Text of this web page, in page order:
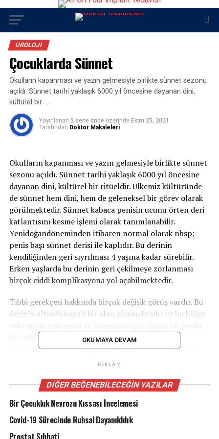
ÜROLOJI
Çocuklarda Sünnet
Okulların kapanması ve yazın gelmesiyle birlikte sünnet sezonu
açıldı. Sünnet tarihi yaklaşık 6000 yıl öncesine dayanan dini,
kültürel bir …
Yayınlanan 5 sene önce üzerinde Ekim 25, 2021
Tarafından Doktor Makaleleri
Okulların kapanması ve yazın gelmesiyle birlikte sünnet
sezonu açıldı. Sünnet tarihi yaklaşık 6000 yıl öncesine
dayanan dini, kültürel bir ritüeldir. Ülkemiz kültüründe
de sünnet hem dini, hem de geleneksel bir görev olarak
görülmektedir. Sünnet kabaca penisin ucunu örten deri
katlantısını kesme işlemi olarak tanımlanabilir.
Yenidoğandöneminden itibaren normal olarak nbsp;
penis başı sünnet derisi ile kaplıdır. Bu derinin
kendiliğinden geri sıyrılması 4 yaşına kadar sürebilir.
Erken yaşlarda bu derinin geri çekilmeye zorlanması
birçok ciddi komplikasyona yol açabilmektedir.
Tıbbi gerekçesi hakkında birçok değişik görüş vardır. Bu
derinin altında kapalı bir alan oluşmaktadır ve bu bölge
Bu mikroplar çocukluk çağında idrar yolları
enfeksiyonuna neden olabilmektedir. Erken yaşlarda
geçirilen idrar yolu enfeksiyonları böbreklere ilerleyici
açabilmektedir. Bu nedenle idrar yolu iltihabından
gereklidir. Sünnet derisinde oluşan enfeksiyonlar zaman
içinde daralmaya ve zor idrar yapmaya yol açabilir.
İlerleyen yaşlarda sünnet derisinin altındaki bu ölü
OKUMAYA DEVAM
REKLAM
DIĞER BEĞENEBILECEĞIN YAZILAR
Bir Çocukluk Nevrozu Kıssası İncelemesi
Covid-19 Sürecinde Ruhsal Dayanıklılık
Prostat Sıhhati